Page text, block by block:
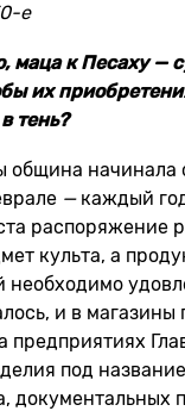
е
маца к Песаху —
их
тень?
община начинала
—каждый
распоряжение
культа, а
необходимо
и в магазины
предприятиях
под
документальных